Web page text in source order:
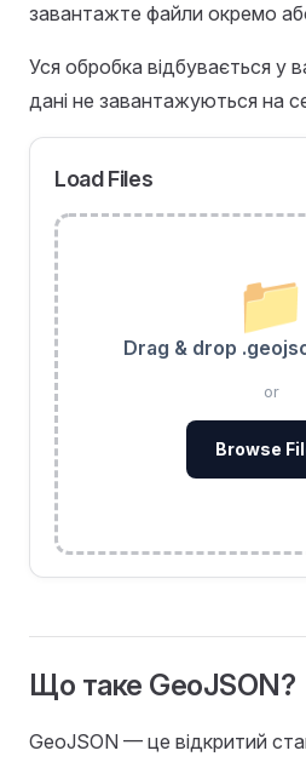
завантажте файли окремо
Уся обробка відбувається у
дані не завантажуються на
Load Files
📁
Drag & drop
or
Browse
Що таке GeoJSON?
GeoJSON — це відкритий